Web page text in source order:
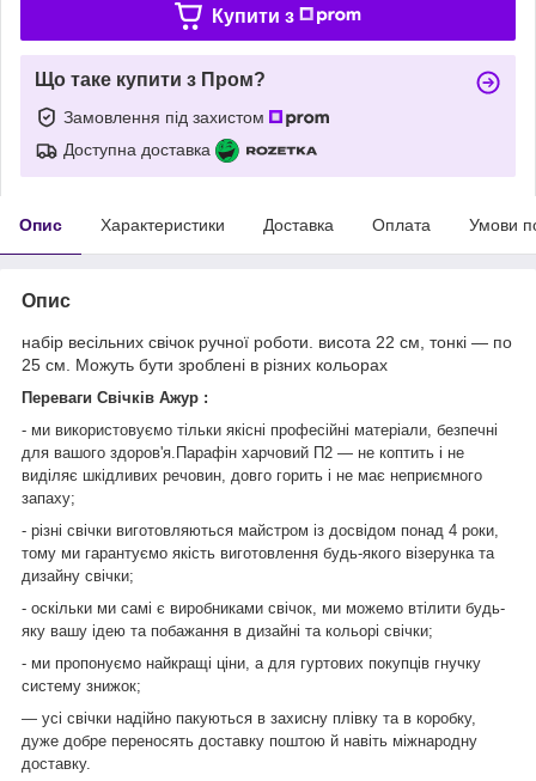
Купити з
Що таке купити з Пром?
Замовлення під захистом
Доступна доставка
Опис Характеристики Доставка Оплата Умови
Опис
набір весільних свічок ручної роботи. висота 22 см, тонкі — по
25 см. Можуть бути зроблені в різних кольорах
Переваги Свічків Ажур :
- ми використовуємо тільки якісні професійні матеріали, безпечні
для вашого здоров'я.Парафін харчовий П2 — не коптить і не
виділяє шкідливих речовин, довго горить і не має неприємного
запаху;
- різні свічки виготовляються майстром із досвідом понад 4 роки,
тому ми гарантуємо якість виготовлення будь-якого візерунка та
дизайну свічки;
- оскільки ми самі є виробниками свічок, ми можемо втілити будь-
яку вашу ідею та побажання в дизайні та кольорі свічки;
- ми пропонуємо найкращі ціни, а для гуртових покупців гнучку
систему знижок;
— усі свічки надійно пакуються в захисну плівку та в коробку,
дуже добре переносять доставку поштою й навіть міжнародну
доставку.